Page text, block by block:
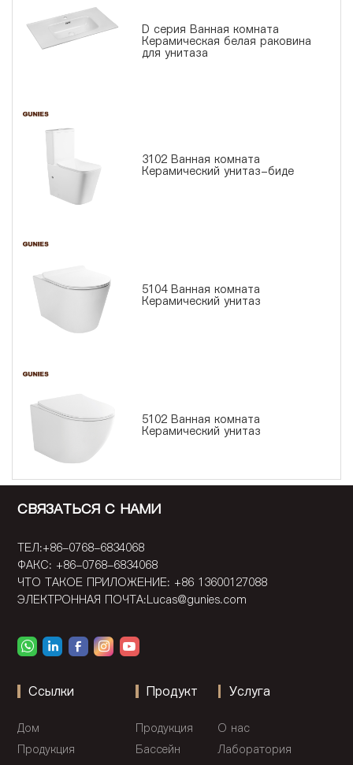
D серия Ванная комната
Керамическая белая раковина
для унитаза
3102 Ванная комната
Керамический унитаз-биде
5104 Ванная комната
Керамический унитаз
5102 Ванная комната
Керамический унитаз
СВЯЗАТЬСЯ С НАМИ
ТЕЛ:+86-0768-6834068
ФАКС: +86-0768-6834068
ЧТО ТАКОЕ ПРИЛОЖЕНИЕ: +86 13600127088
ЭЛЕКТРОННАЯ ПОЧТА:Lucas@gunies.com
Ссылки
Дом
Продукция
Продукт
Продукция
Бассейн
Услуга
О нас
Лаборатория